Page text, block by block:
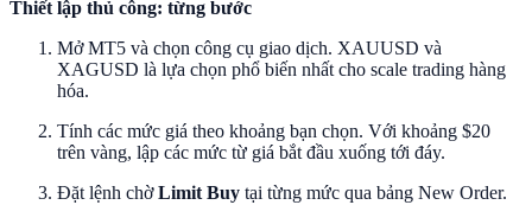
Thiết lập thủ công: từng bước
Mở MT5 và chọn công cụ giao dịch. XAUUSD và
XAGUSD là lựa chọn phổ biến nhất cho scale trading hàng
hóa.
Tính các mức giá theo khoảng bạn chọn. Với khoảng $20
trên vàng, lập các mức từ giá bắt đầu xuống tới đáy.
Đặt lệnh chờLimit Buy tại từng mức qua bảng New Order.